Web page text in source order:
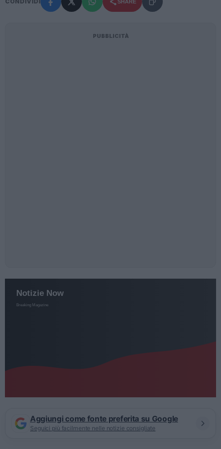
SHARE
PUBBLICITÀ
Aggiungi come fonte preferita su Google
Seguici più facilmente nelle notizie consigliate